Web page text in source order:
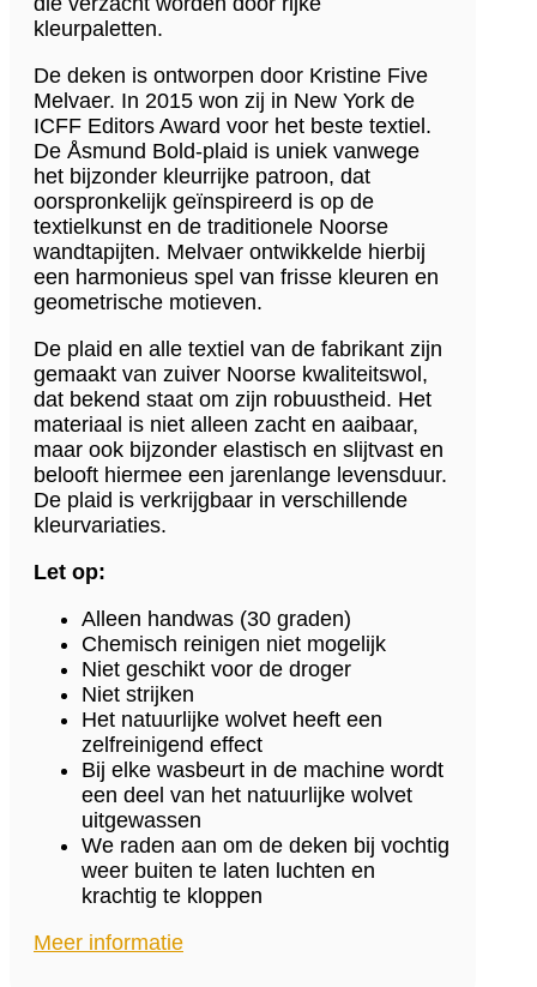
kleurpaletten.
De deken is ontworpen door Kristine Five
Melvaer. In 2015 won zij in New York de
ICFF Editors Award voor het beste textiel.
De Åsmund Bold-plaid is uniek vanwege
het bijzonder kleurrijke patroon, dat
oorspronkelijk geïnspireerd is op de
textielkunst en de traditionele Noorse
wandtapijten. Melvaer ontwikkelde hierbij
een harmonieus spel van frisse kleuren en
geometrische motieven.
De plaid en alle textiel van de fabrikant zijn
gemaakt van zuiver Noorse kwaliteitswol,
dat bekend staat om zijn robuustheid. Het
materiaal is niet alleen zacht en aaibaar,
maar ook bijzonder elastisch en slijtvast en
belooft hiermee een jarenlange levensduur.
De plaid is verkrijgbaar in verschillende
kleurvariaties.
Let op:
Alleen handwas (30 graden)
Chemisch reinigen niet mogelijk
Niet geschikt voor de droger
Niet strijken
Het natuurlijke wolvet heeft een
zelfreinigend effect
Bij elke wasbeurt in de machine wordt
een deel van het natuurlijke wolvet
uitgewassen
We raden aan om de deken bij vochtig
weer buiten te laten luchten en
krachtig te kloppen
Meer informatie